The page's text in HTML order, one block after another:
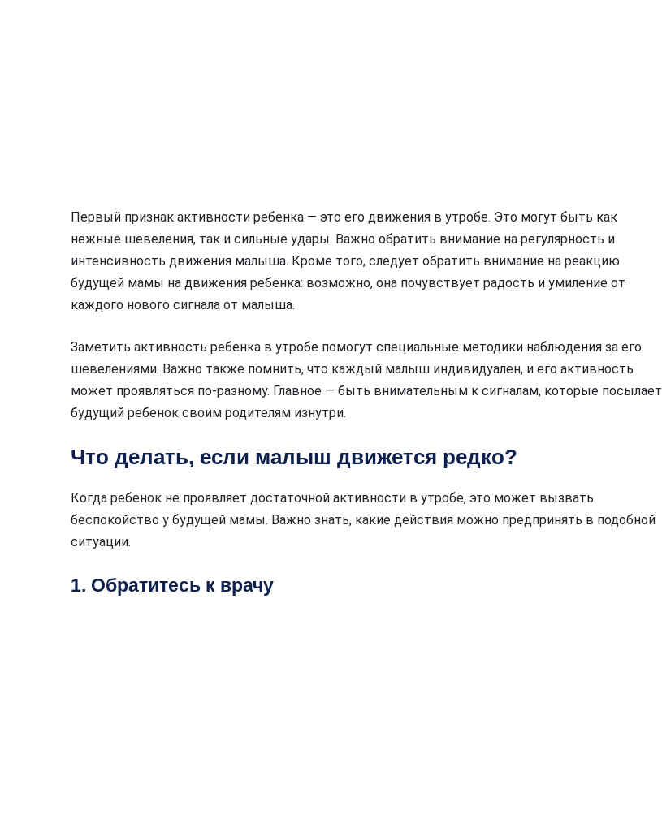
Первый признак активности ребенка — это его движения в утробе. Это могут быть как
нежные шевеления, так и сильные удары. Важно обратить внимание на регулярность и
интенсивность движения малыша. Кроме того, следует обратить внимание на реакцию
будущей мамы на движения ребенка: возможно, она почувствует радость и умиление от
каждого нового сигнала от малыша.
Заметить активность ребенка в утробе помогут специальные методики наблюдения за его
шевелениями. Важно также помнить, что каждый малыш индивидуален, и его активность
может проявляться по-разному. Главное — быть внимательным к сигналам, которые посылает
будущий ребенок своим родителям изнутри.
Что делать, если малыш движется редко?
Когда ребенок не проявляет достаточной активности в утробе, это может вызвать
беспокойство у будущей мамы. Важно знать, какие действия можно предпринять в подобной
ситуации.
1. Обратитесь к врачу